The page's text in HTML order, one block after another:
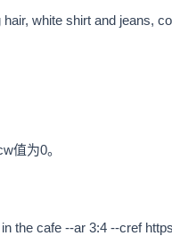
white shirt and jeans,
值为0。
the cafe --ar 3:4 --cref